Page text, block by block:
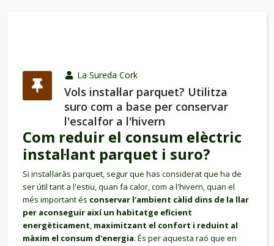
La Sureda Cork
Vols instal·lar parquet? Utilitza
suro com a base per conservar
l'escalfor a l'hivern
Com reduir el consum elèctric
instal·lant parquet i suro?
Si instal·laràs parquet, segur que has considerat que ha de
ser útil tant a l'estiu, quan fa calor, com a l'hivern, quan el
més important és conservar l'ambient càlid dins de la llar
per aconseguir així un habitatge eficient
energèticament, maximitzant el confort i reduint al
màxim el consum d'energia. És per aquesta raó que en